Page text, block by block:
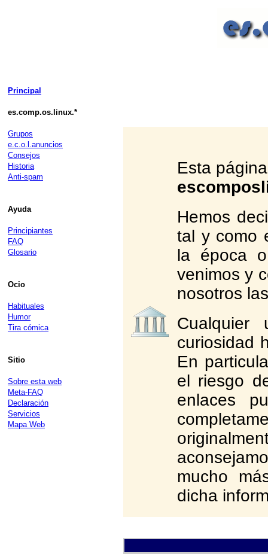
Principal
es.comp.os.linux.*
Grupos
e.c.o.l.anuncios
Consejos
Historia
Anti-spam
Ayuda
Principiantes
FAQ
Glosario
Ocio
Habituales
Humor
Tira cómica
Sitio
Sobre esta web
Meta-FAQ
Declaración
Servicios
Mapa Web
Esta
Hemos
tal y como
la época
venimos y
nosotros
curiosidad
En
el riesgo
enlaces
mucho
dicha